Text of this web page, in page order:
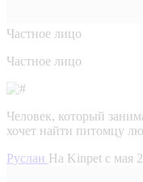
Частное лицо
Частное лицо
Человек, который
хочет найти питомцу
Руслан На Kinpet c мая